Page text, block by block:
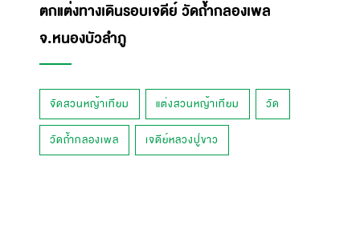
ตกแต่งทางเดินรอบเจดีย์ วัดถ้ำกลองเพล
จ.หนองบัวลำภู
จัดสวนหญ้าเทียม แต่งสวนหญ้าเทียม วัด
วัดถ้ำกลองเพล เจดีย์หลวงปู่ขาว